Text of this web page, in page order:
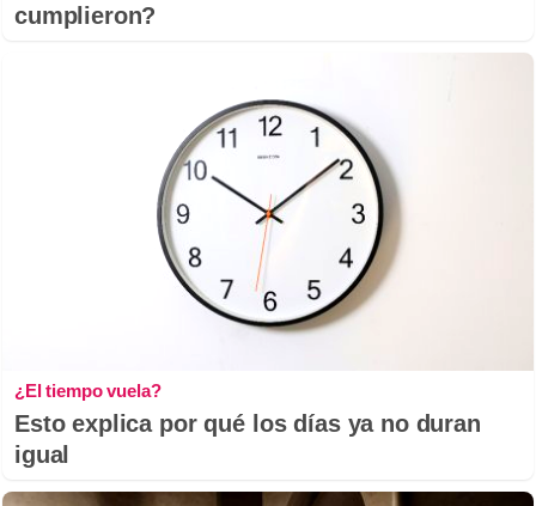
cumplieron?
¿El tiempo vuela?
Esto explica por qué los días ya no duran
igual